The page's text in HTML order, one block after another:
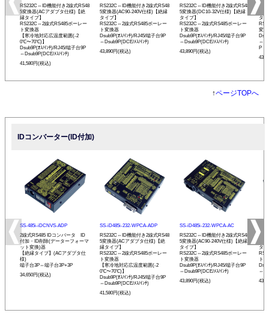
RS232C⇔ID機能付き2線式RS48
5変換器(ACアダプタ仕様)【絶
縁タイプ】
RS232C⇔2線式RS485ボーレー
ト変換器
【寒冷地対応広温度範囲(-2
0℃〜70℃)】
Dsub9P(ｵｽ/ｲﾝﾁ)/RJ45/端子台9P
⇔Dsub9P(DCE/ﾒｽ/ｲﾝﾁ)
41,580円(税込)
RS232C⇔ID機能付き2線式RS48
5変換器(AC90-240V仕様)【絶縁
タイプ】
RS232C⇔2線式RS485ボーレー
ト変換器
Dsub9P(ｵｽ/ｲﾝﾁ)/RJ45/端子台9P
⇔Dsub9P(DCE/ﾒｽ/ｲﾝﾁ)
43,890円(税込)
RS232C⇔ID機能付き2線式RS48
5変換器(DC10-32V仕様)【絶縁
タイプ】
RS232C⇔2線式RS485ボーレー
ト変換器
Dsub9P(ｵｽ/ｲﾝﾁ)/RJ45/端子台9P
⇔Dsub9P(DCE/ﾒｽ/ｲﾝﾁ)
43,890円(税込)
タ
変
P
↑ページTOPへ
IDコンバーター(ID付加)
SS-485i-iDCNVS-ADP
2線式RS485 IDコンバータ ID
付加・ID削除(データーフォーマ
ット変換)器
【絶縁タイプ】(ACアダプタ仕
様)
端子台3P⇔端子台3P+3P
34,650円(税込)
SS-iD485i-232-WPCA-ADP
RS232C⇔ID機能付き2線式RS48
5変換器(ACアダプタ仕様)【絶
縁タイプ】
RS232C⇔2線式RS485ボーレー
ト変換器
【寒冷地対応広温度範囲(-2
0℃〜70℃)】
Dsub9P(ｵｽ/ｲﾝﾁ)/RJ45/端子台9P
⇔Dsub9P(DCE/ﾒｽ/ｲﾝﾁ)
41,580円(税込)
SS-iD485i-232-WPCA-AC
RS232C⇔ID機能付き2線式RS48
5変換器(AC90-240V仕様)【絶縁
タイプ】
RS232C⇔2線式RS485ボーレー
ト変換器
Dsub9P(ｵｽ/ｲﾝﾁ)/RJ45/端子台9P
⇔Dsub9P(DCE/ﾒｽ/ｲﾝﾁ)
43,890円(税込)
タ
ト